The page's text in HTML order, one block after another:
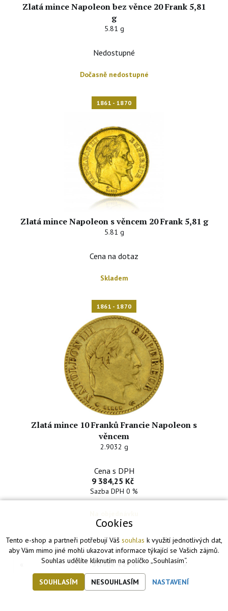
Zlatá mince Napoleon bez věnce 20 Frank 5,81
g
5.81 g
Nedostupné
Dočasně nedostupné
1861 - 1870
Zlatá mince Napoleon s věncem 20 Frank 5,81 g
5.81 g
Cena na dotaz
Skladem
1861 - 1870
Zlatá mince 10 Franků Francie Napoleon s
věncem
2.9032 g
Cena s DPH
9 384,25 Kč
Sazba DPH 0 %
Strana 4 ze 8 »
Cookies
Tento e-shop a partneři potřebují Váš souhlas k využití jednotlivých dat,
aby Vám mimo jiné mohli ukazovat informace týkající se Vašich zájmů.
Souhlas udělíte kliknutím na políčko „Souhlasím“.
SOUHLASÍM NESOUHLASÍM NASTAVENÍ